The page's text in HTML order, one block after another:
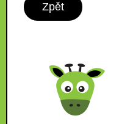
Zpět